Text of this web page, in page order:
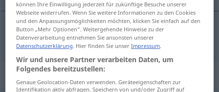
使氧化 [shǐ yǎnghuà] oxidieren
Synonyme für "oxidieren"
können Ihre Einwilligung jederzeit für zukünftige Besuche unserer
Webseite widerrufen. Wenn Sie weitere Informationen zu den Cookies
und den Anpassungsmöglichkeiten möchten, klicken Sie einfach auf den
Button „Mehr Optionen“. Weitergehende Hinweise zu der
Datenverarbeitung entnehmen Sie ansonsten unserer
Datenschutzerklärung. Hier finden Sie unserImpressum.
Wir und unsere Partner verarbeiten Daten, um
Folgendes bereitzustellen:
Genaue Geolocation-Daten verwenden. Geräteeigenschaften zur
Identifikation aktiv abfragen. Speichern von und/oder Zugriff auf